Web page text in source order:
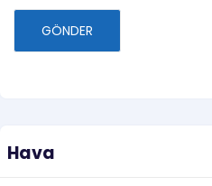
GÖNDER
Hava